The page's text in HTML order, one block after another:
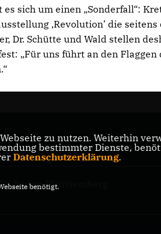
sich um einen „Sonderfall“:
,Revolution’ die seitens
Dr. Schütte und Wald stellen
„Für uns führt an den
Landtagsfraktion Baden-
Baden-Württemberg
zu nutzen. Weiterhin
bestimmter Dienste,
Datenschutzerklärung.
benötigt.